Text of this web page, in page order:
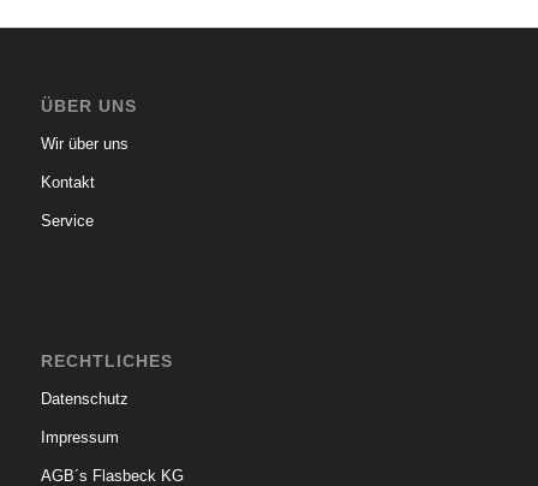
ÜBER UNS
Wir über uns
Kontakt
Service
RECHTLICHES
Datenschutz
Impressum
AGB´s Flasbeck KG